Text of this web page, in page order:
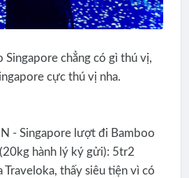
Singapore chẳng có gì thú vị,
cực thú vị nha.
- Singapore lượt đi Bamboo
hành lý ký gửi): 5tr2
thấy siêu tiện vì có